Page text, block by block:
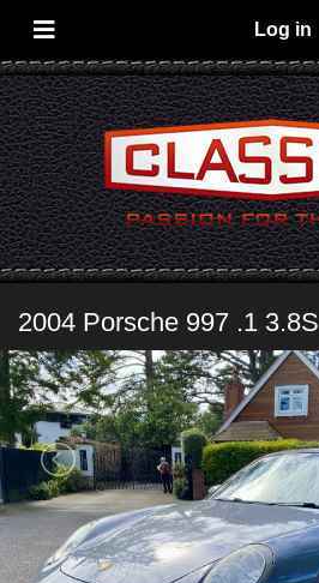
Log in
2004 Porsche 997 .1 3.8S